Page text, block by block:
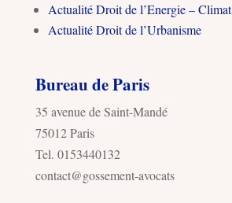
Actualité Droit de l’Energie – Climat
Actualité Droit de l’Urbanisme
Bureau de Paris
35 avenue de Saint-Mandé
75012 Paris
Tel. 0153440132
contact@gossement-avocats